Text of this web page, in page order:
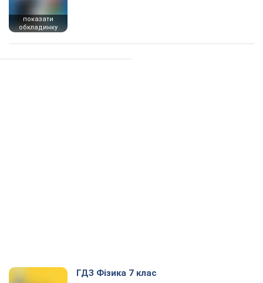
показати
обкладинку
ГДЗ Фізика 7 клас